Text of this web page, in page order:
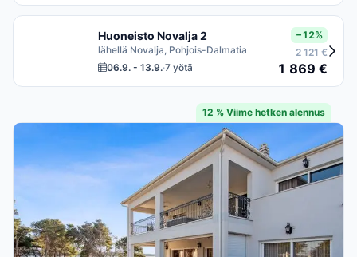
Huoneisto Novalja 2
lähellä Novalja, Pohjois-Dalmatia
06.9. - 13.9.·7 yötä
−12%
2 121 €
1 869 €
12 % Viime hetken alennus